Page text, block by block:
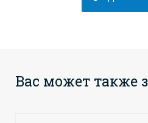
Вас может также